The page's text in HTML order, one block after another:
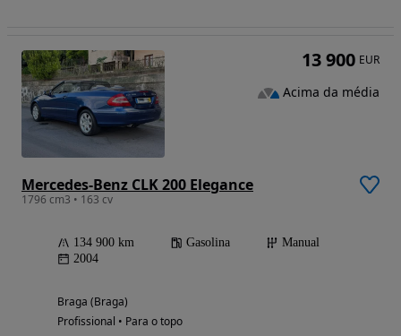
Mercedes-Benz CLK 200 Elegance
1796 cm3 • 163 cv
134 900 km Gasolina
Manual
2004
Braga (Braga)
Profissional • Para o topo
13 900 EUR
Acima da média